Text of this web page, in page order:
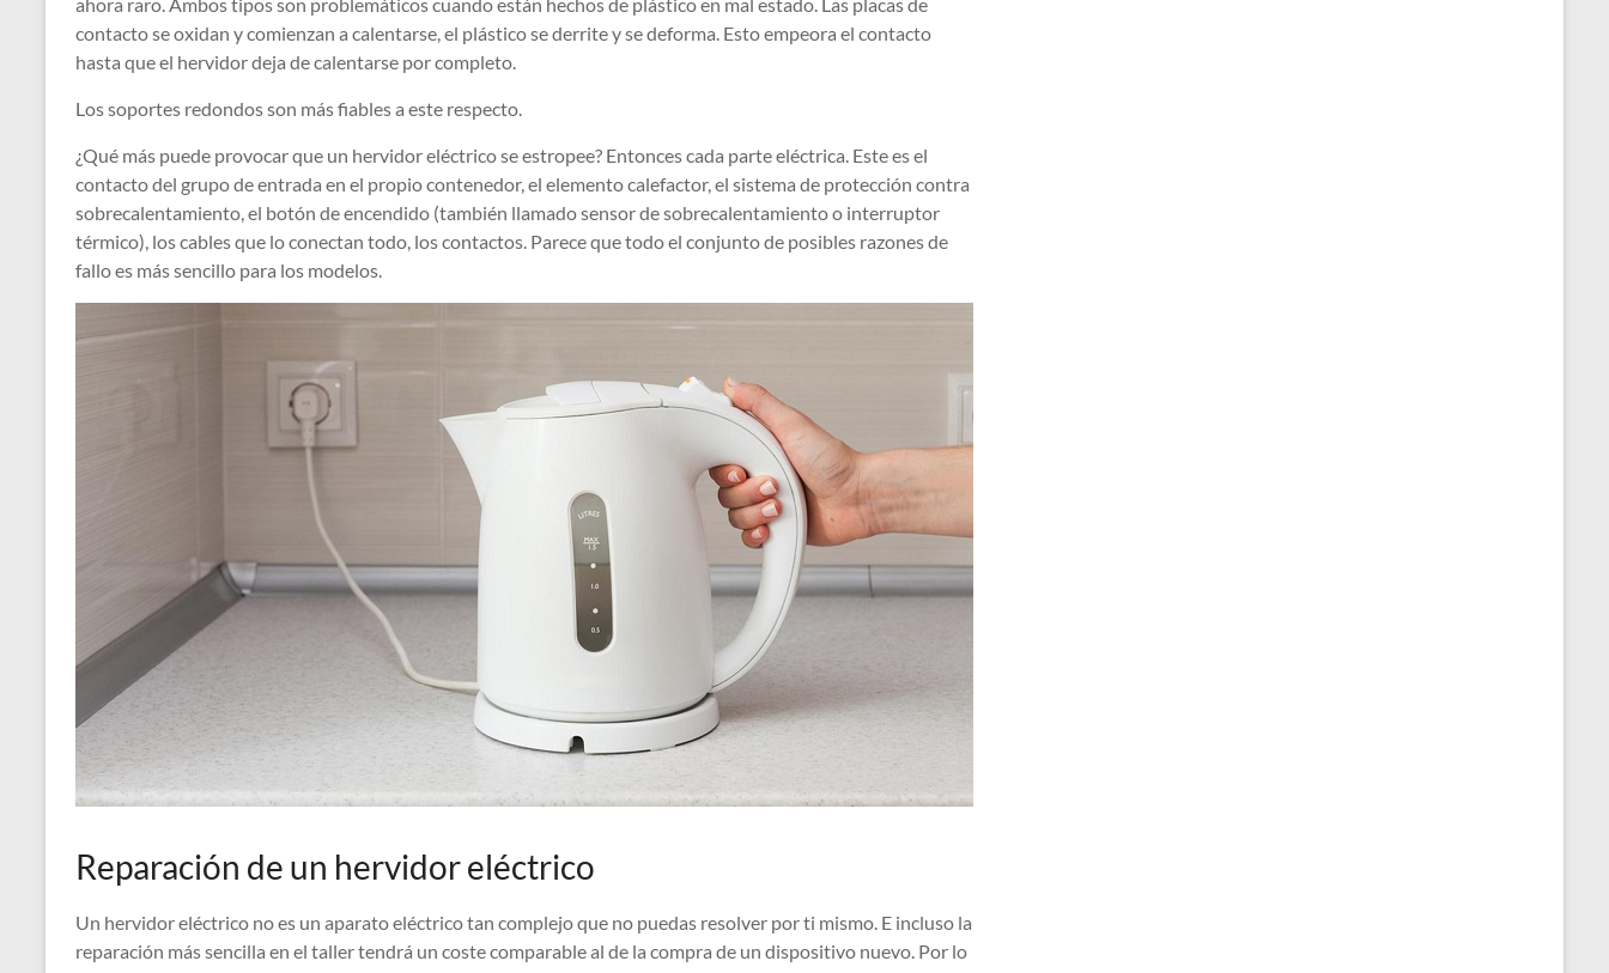
contacto se oxidan y comienzan a calentarse, el plástico se derrite y se deforma. Esto empeora el contacto
hasta que el hervidor deja de calentarse por completo.
Los soportes redondos son más fiables a este respecto.
¿Qué más puede provocar que un hervidor eléctrico se estropee? Entonces cada parte eléctrica. Este es el
contacto del grupo de entrada en el propio contenedor, el elemento calefactor, el sistema de protección contra
sobrecalentamiento, el botón de encendido (también llamado sensor de sobrecalentamiento o interruptor
térmico), los cables que lo conectan todo, los contactos. Parece que todo el conjunto de posibles razones de
fallo es más sencillo para los modelos.
Reparación de un hervidor eléctrico
Un hervidor eléctrico no es un aparato eléctrico tan complejo que no puedas resolver por ti mismo. E incluso la
reparación más sencilla en el taller tendrá un coste comparable al de la compra de un dispositivo nuevo. Por lo